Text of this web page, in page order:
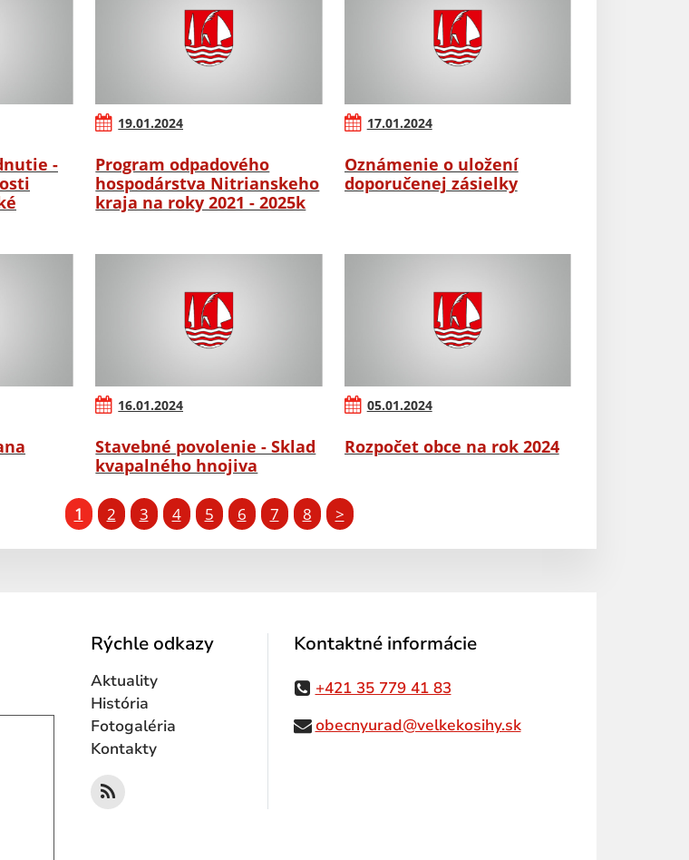
-
19.01.2024
Program odpadového
hospodárstva Nitrianskeho
kraja na roky 2021 - 2025k
17.01.2024
Oznámenie o uložení
doporučenej zásielky
16.01.2024
Stavebné povolenie - Sklad
kvapalného hnojiva
05.01.2024
Rozpočet obce na rok 2024
1 2 3 4 5 6 7 8 >
vašej správy...
Rýchle odkazy
Aktuality
História
Fotogaléria
Kontakty
Kontaktné informácie
+421 35 779 41 83
obecnyurad@velkekosihy.sk